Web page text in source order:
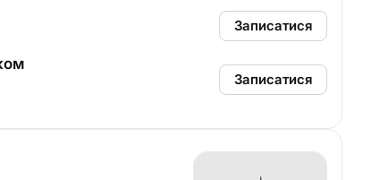
Записатися
Записатися